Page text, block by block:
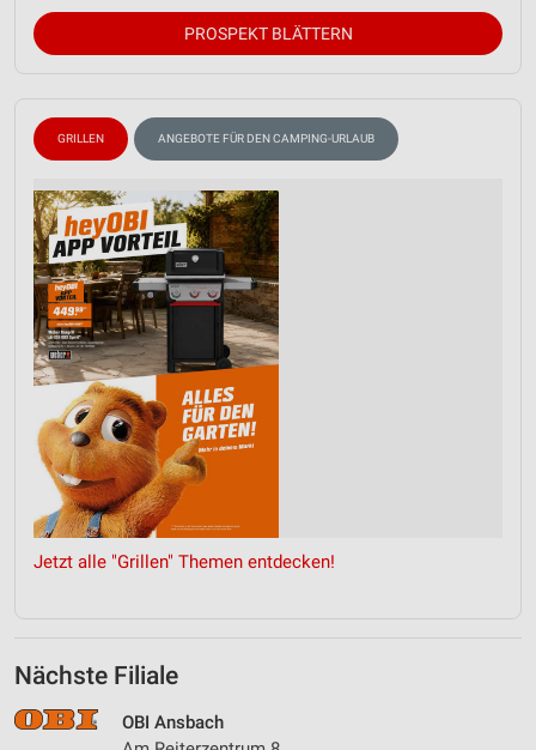
PROSPEKT BLÄTTERN
GRILLEN ANGEBOTE FÜR DEN CAMPING-URLAUB
Jetzt alle "Grillen" Themen entdecken!
Nächste Filiale
OBI Ansbach